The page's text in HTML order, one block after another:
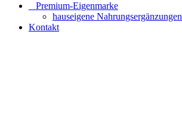
⠀​Premium-Eigenmarke
hauseigene Nahrungsergänzungen
Kontakt